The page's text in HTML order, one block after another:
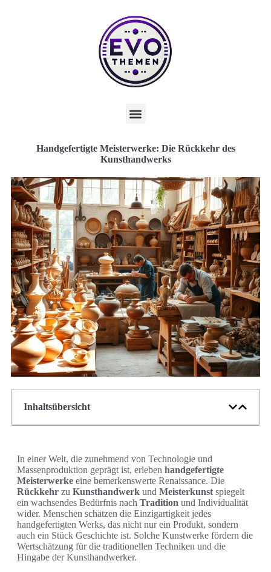
Handgefertigte Meisterwerke: Die Rückkehr des
Kunsthandwerks
Inhaltsübersicht
In einer Welt, die zunehmend von Technologie und
Massenproduktion geprägt ist, erleben handgefertigte
Meisterwerke eine bemerkenswerte Renaissance. Die
Rückkehr zu Kunsthandwerk und Meisterkunst spiegelt
ein wachsendes Bedürfnis nach Tradition und Individualität
wider. Menschen schätzen die Einzigartigkeit jedes
handgefertigten Werks, das nicht nur ein Produkt, sondern
auch ein Stück Geschichte ist. Solche Kunstwerke fördern die
Wertschätzung für die traditionellen Techniken und die
Hingabe der Kunsthandwerker.